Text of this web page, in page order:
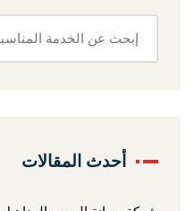
أحدث المقالات